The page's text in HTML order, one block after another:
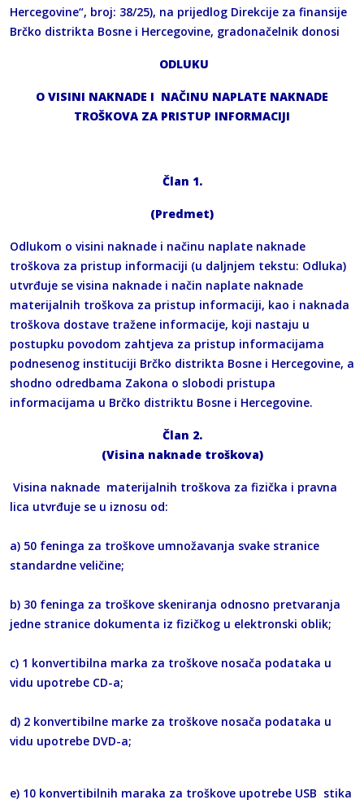
Hercegovine“, broj: 38/25), na prijedlog Direkcije za finansije
Brčko distrikta Bosne i Hercegovine, gradonačelnik donosi
ODLUKU
O VISINI NAKNADE I NAČINU NAPLATE NAKNADE
TROŠKOVA ZA PRISTUP INFORMACIJI
Član 1.
(Predmet)
Odlukom o visini naknade i načinu naplate naknade
troškova za pristup informaciji (u daljnjem tekstu: Odluka)
utvrđuje se visina naknade i način naplate naknade
materijalnih troškova za pristup informaciji, kao i naknada
troškova dostave tražene informacije, koji nastaju u
postupku povodom zahtjeva za pristup informacijama
podnesenog instituciji Brčko distrikta Bosne i Hercegovine, a
shodno odredbama Zakona o slobodi pristupa
informacijama u Brčko distriktu Bosne i Hercegovine.
Član 2.
(Visina naknade troškova)
Visina naknade materijalnih troškova za fizička i pravna
lica utvrđuje se u iznosu od:
a) 50 feninga za troškove umnožavanja svake stranice
standardne veličine;
b) 30 feninga za troškove skeniranja odnosno pretvaranja
jedne stranice dokumenta iz fizičkog u elektronski oblik;
c) 1 konvertibilna marka za troškove nosača podataka u
vidu upotrebe CD-a;
d) 2 konvertibilne marke za troškove nosača podataka u
vidu upotrebe DVD-a;
e) 10 konvertibilnih maraka za troškove upotrebe USB stika